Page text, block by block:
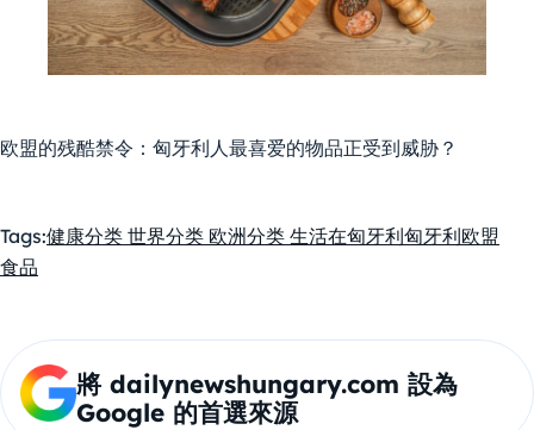
欧盟的残酷禁令：匈牙利人最喜爱的物品正受到威胁？
Tags:健康分类 世界分类 欧洲分类 生活在匈牙利匈牙利欧盟
食品
將 dailynewshungary.com 設為
Google 的首選來源